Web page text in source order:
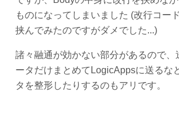
ものになってしまいました (改行コー
挟んでみたのですがダメでした...)
諸々融通が効かない部分があるので、
ータだけまとめてLogicAppsに送るな
タを整形したりするのもアリです。